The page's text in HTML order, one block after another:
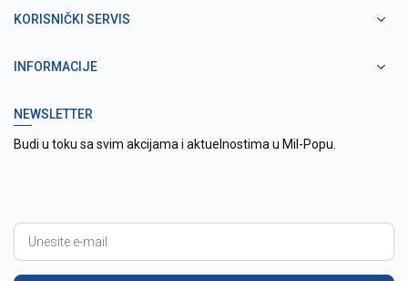
KORISNIČKI SERVIS
INFORMACIJE
NEWSLETTER
Budi u toku sa svim akcijama i aktuelnostima u Mil-Popu.